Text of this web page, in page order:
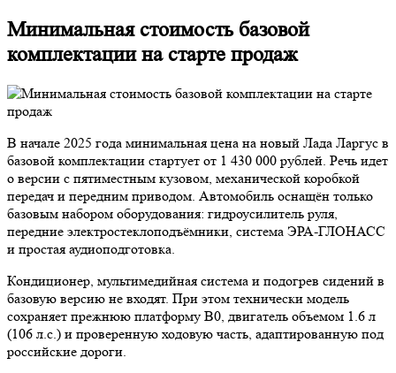
Минимальная стоимость базовой
комплектации на старте продаж
В начале 2025 года минимальная цена на новый Лада Ларгус в
базовой комплектации стартует от 1 430 000 рублей. Речь идет
о версии с пятиместным кузовом, механической коробкой
передач и передним приводом. Автомобиль оснащён только
базовым набором оборудования: гидроусилитель руля,
передние электростеклоподъёмники, система ЭРА-ГЛОНАСС
и простая аудиоподготовка.
Кондиционер, мультимедийная система и подогрев сидений в
базовую версию не входят. При этом технически модель
сохраняет прежнюю платформу B0, двигатель объемом 1.6 л
(106 л.с.) и проверенную ходовую часть, адаптированную под
российские дороги.